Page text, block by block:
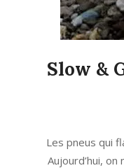
Slow &
14
Les pneus qui
Aujourd’hui,